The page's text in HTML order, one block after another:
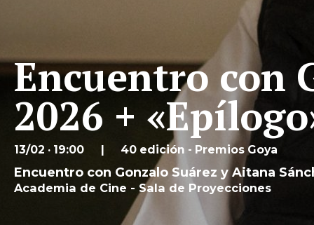
Encuentro con
2026 +
13/02 · 19:00 40 edición - Premios Goya
Encuentro con Gonzalo Suárez y Aitana
Academia de Cine - Sala de Proyecciones